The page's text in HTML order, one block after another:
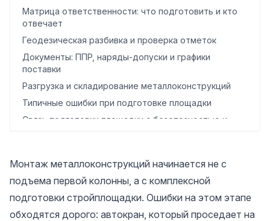
Матрица ответственности: что подготовить и кто
отвечает
Геодезическая разбивка и проверка отметок
Документы: ППР, наряды-допуски и графики
поставки
Разгрузка и складирование металлоконструкций
Типичные ошибки при подготовке площадки
Связь подготовки площадки с безопасностью и
Как МетаСам Групп помогает с подготовкой и
монтажом
Монтаж металлоконструкций начинается не с
подъема первой колонны, а с комплексной
подготовки стройплощадки. Ошибки на этом этапе
обходятся дорого: автокран, который проседает на